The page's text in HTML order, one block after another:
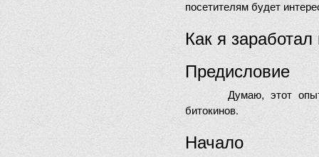
посетителям будет
Как я
Предисловие
Думаю, этот
битокинов.
Начало